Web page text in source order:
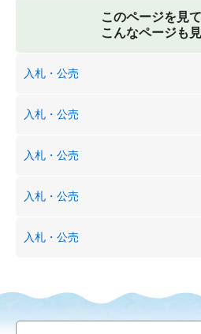
このページを見
こんなページも
入札・公売
入札・公売
入札・公売
入札・公売
入札・公売